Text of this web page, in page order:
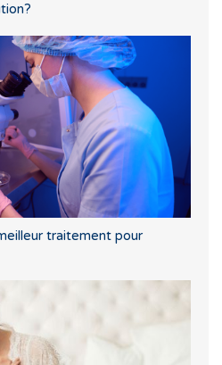
traitement pour